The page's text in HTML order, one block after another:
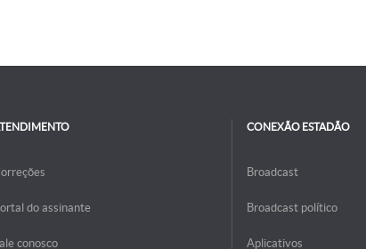
do assinante
conosco
CONEXÃO ESTADÃO
Broadcast
Broadcast político
Aplicativos